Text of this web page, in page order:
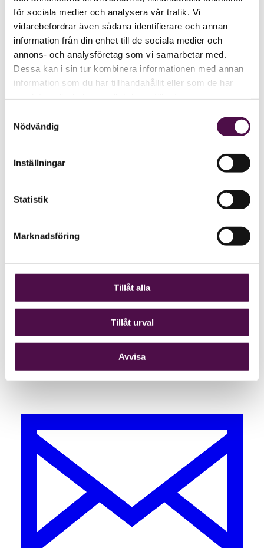
för sociala medier och analysera vår trafik. Vi
vidarebefordrar även sådana identifierare och annan
information från din enhet till de sociala medier och
annons- och analysföretag som vi samarbetar med.
Dessa kan i sin tur kombinera informationen med annan
information som du har tillhandahållit eller som de har
Nödvändig
Inställningar
Statistik
Marknadsföring
Tillåt alla
Tillåt urval
Avvisa